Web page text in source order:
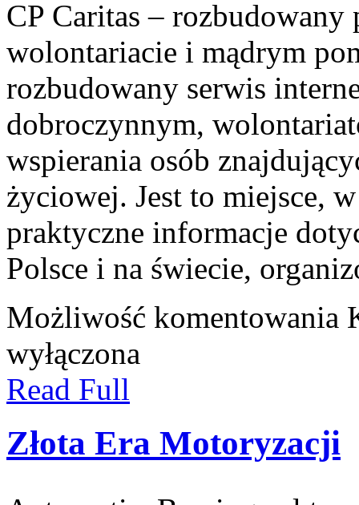
CP Caritas –
wolontariacie i mądrym
rozbudowany serwis
dobroczynnym,
wspierania osób
życiowej. Jest to miejsce,
praktyczne informacje
Polsce i na świecie,
Możliwość komentowania
wyłączona
Read Full
Złota Era Motoryzacji